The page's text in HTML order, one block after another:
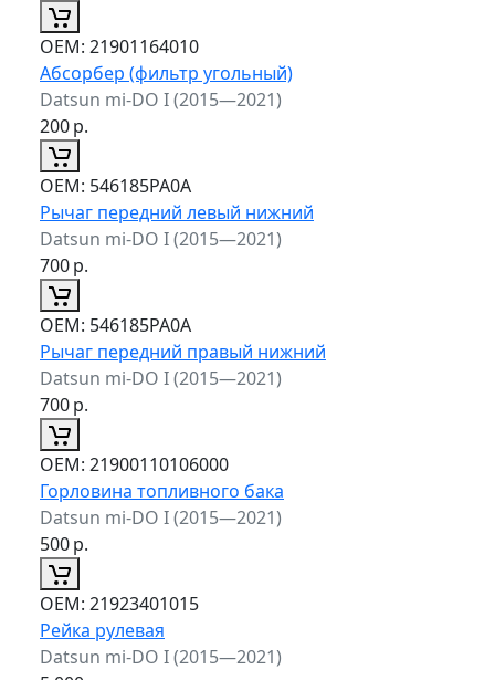
ОЕМ: 21901164010
Абсорбер (фильтр угольный)
Datsun mi-DO I (2015—2021)
200р.
ОЕМ: 546185PA0A
Рычаг передний левый нижний
Datsun mi-DO I (2015—2021)
700р.
ОЕМ: 546185PA0A
Рычаг передний правый нижний
Datsun mi-DO I (2015—2021)
700р.
ОЕМ: 21900110106000
Горловина топливного бака
Datsun mi-DO I (2015—2021)
500р.
ОЕМ: 21923401015
Рейка рулевая
Datsun mi-DO I (2015—2021)